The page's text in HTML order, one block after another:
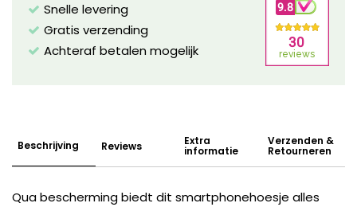
Snelle levering
Gratis verzending
Achteraf betalen mogelijk
Beschrijving Reviews Extra
informatie
Verzenden &
Retourneren
Qua bescherming biedt dit smartphonehoesje alles